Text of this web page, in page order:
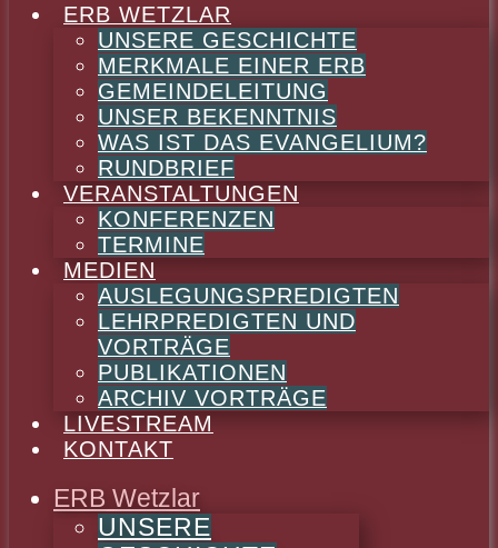
ERB WETZLAR
UNSERE GESCHICHTE
MERKMALE EINER ERB
GEMEINDELEITUNG
UNSER BEKENNTNIS
WAS IST DAS EVANGELIUM?
RUNDBRIEF
VERANSTALTUNGEN
KONFERENZEN
TERMINE
MEDIEN
AUSLEGUNGSPREDIGTEN
LEHRPREDIGTEN UND
VORTRÄGE
PUBLIKATIONEN
ARCHIV VORTRÄGE
LIVESTREAM
KONTAKT
ERB Wetzlar
UNSERE